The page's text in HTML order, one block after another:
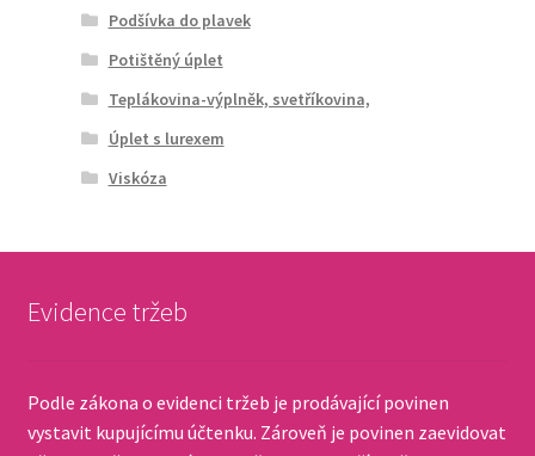
Podšívka do plavek
Potištěný úplet
Teplákovina-výplněk, svetříkovina,
Úplet s lurexem
Viskóza
Evidence tržeb
Podle zákona o evidenci tržeb je prodávající povinen
vystavit kupujícímu účtenku. Zároveň je povinen zaevidovat